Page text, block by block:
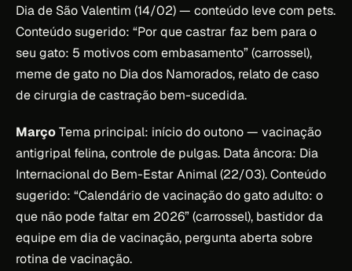
Dia de São Valentim (14/02) — conteúdo leve com pets.
Conteúdo sugerido: “Por que castrar faz bem para o
seu gato: 5 motivos com embasamento” (carrossel),
meme de gato no Dia dos Namorados, relato de caso
de cirurgia de castração bem-sucedida.
MarçoTema principal: início do outono — vacinação
antigripal felina, controle de pulgas. Data âncora: Dia
Internacional do Bem-Estar Animal (22/03). Conteúdo
sugerido: “Calendário de vacinação do gato adulto: o
que não pode faltar em 2026” (carrossel), bastidor da
equipe em dia de vacinação, pergunta aberta sobre
rotina de vacinação.